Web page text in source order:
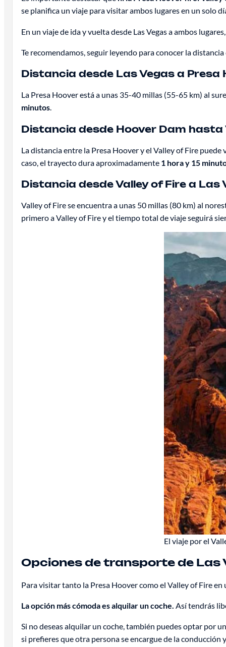
se planifica un viaje para visitar ambos lugares en un solo
En un viaje de ida y vuelta desde Las Vegas a ambos
Te recomendamos, seguir leyendo para conocer la
Distancia desde Las Vegas a Presa
La Presa Hoover está a unas 35-40 millas (55-65 km) al
minutos.
Distancia desde Hoover Dam hasta
La distancia entre la Presa Hoover y el Valley of Fire
caso, el trayecto dura aproximadamente 1 hora y 15
Distancia desde Valley of Fire a Las
Valley of Fire se encuentra a unas 50 millas (80 km) al
primero a Valley of Fire y el tiempo total de viaje seguirá
El viaje por el
Opciones de transporte de Las
Para visitar tanto la Presa Hoover como el Valley of Fire
La opción más cómoda es alquilar un coche. Así tendrás
Si no deseas alquilar un coche, también puedes optar por
si prefieres que otra persona se encargue de la conducción